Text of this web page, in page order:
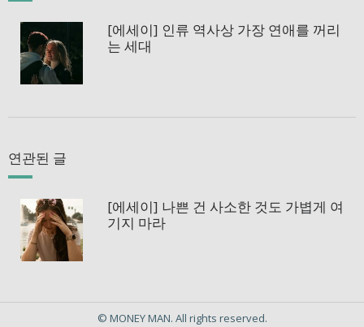
[에세이] 인류 역사상 가장 연애를 꺼리
는 세대
연관된 글
[에세이] 나쁜 건 사소한 것도 가볍게 여
기지 마라
© MONEY MAN. All rights reserved.